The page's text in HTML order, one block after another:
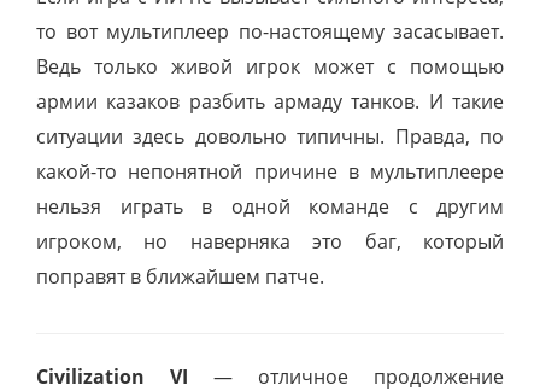
то вот мультиплеер по-настоящему засасывает.
Ведь только живой игрок может с помощью
армии казаков разбить армаду танков. И такие
ситуации здесь довольно типичны. Правда, по
какой-то непонятной причине в мультиплеере
нельзя играть в одной команде с другим
игроком, но наверняка это баг, который
поправят в ближайшем патче.
Civilization VI — отличное продолжение